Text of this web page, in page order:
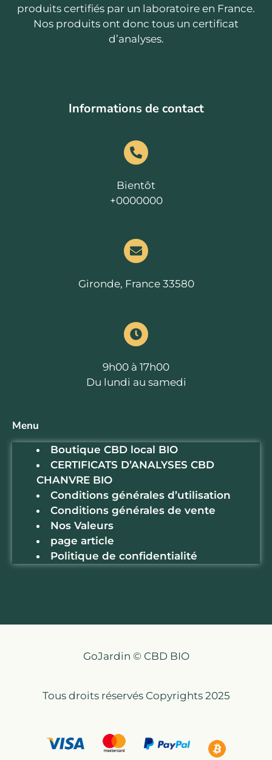
produits certifiés par un laboratoire en France.
Nos produits ont donc tous un certificat
d’analyses.
Informations de contact
Bientôt
+0000000
Gironde, France 33580
9h00 à 17h00
Du lundi au samedi
Menu
Boutique CBD local BIO
CERTIFICATS D’ANALYSES CBD
CHANVRE BIO
Conditions générales d’utilisation
Conditions générales de vente
Nos Valeurs
page article
Politique de confidentialité
GoJardin © CBD BIO
Tous droits réservés Copyrights 2025